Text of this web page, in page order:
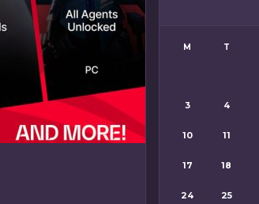
M T
3 4
10 11
17 18
24 25